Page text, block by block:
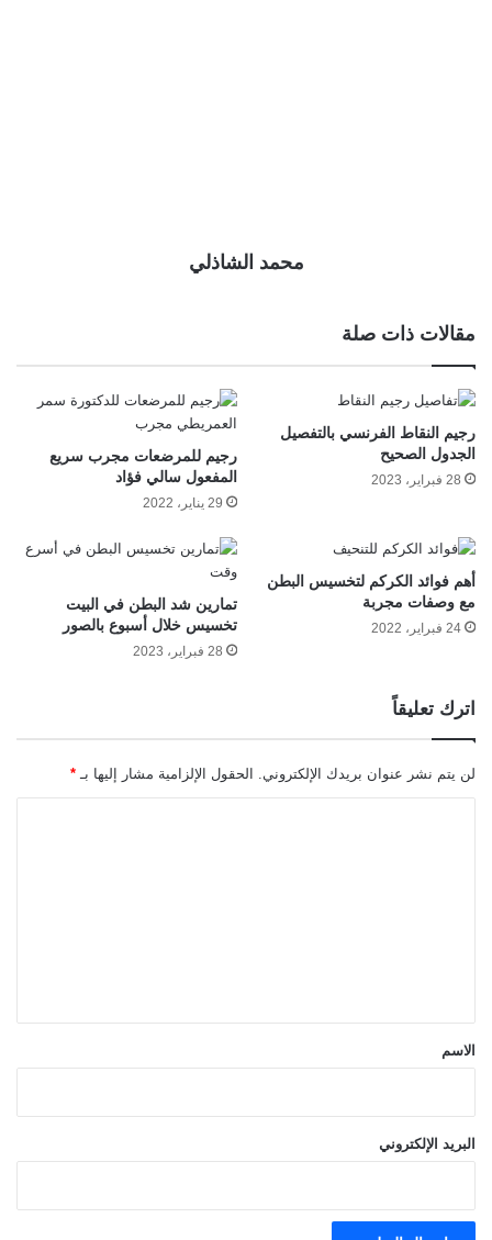
محمد الشاذلي
مقالات ذات صلة
رجيم النقاط الفرنسي بالتفصيل
الجدول الصحيح
28 فبراير، 2023
رجيم للمرضعات مجرب سريع
المفعول سالي فؤاد
29 يناير، 2022
أهم فوائد الكركم لتخسيس البطن
مع وصفات مجربة
24 فبراير، 2022
تمارين شد البطن في البيت
تخسيس خلال أسبوع بالصور
28 فبراير، 2023
اترك تعليقاً
لن يتم نشر عنوان بريدك الإلكتروني. الحقول الإلزامية مشار إليها بـ *
*الاسم
البريد الإلكتروني